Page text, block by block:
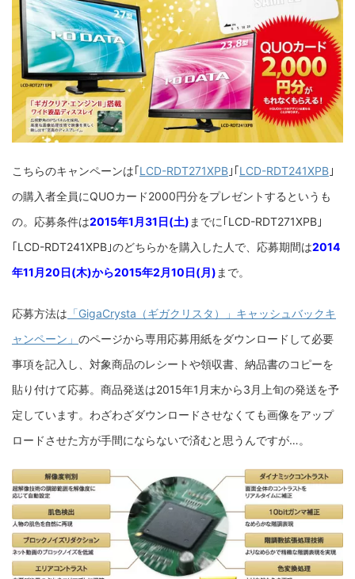
こちらのキャンペーンは｢LCD-RDT271XPB ｣｢LCD-RDT241XPB ｣
の購入者全員にQUOカード2000円分をプレゼントするというも
の。応募条件は2015年1月31日(土) までに｢LCD-RDT271XPB｣
｢LCD-RDT241XPB｣のどちらかを購入した人で、応募期間は2014
年11月20日(木)から2015年2月10日(月) まで。
応募方法は 「GigaCrysta（ギガクリスタ）」キャッシュバックキ
ャンペーン」 のページから専用応募用紙をダウンロードして必要
事項を記入し、対象商品のレシートや領収書、納品書のコピーを
貼り付けて応募。商品発送は2015年1月末から3月上旬の発送を予
定しています。わざわざダウンロードさせなくても画像をアップ
ロードさせた方が手間にならないで済むと思うんですが…。